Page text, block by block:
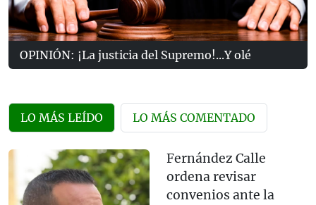
OPINIÓN: ¡La justicia del Supremo!...Y olé
LO MÁS LEÍDO LO MÁS COMENTADO
Fernández Calle
ordena revisar
convenios ante la